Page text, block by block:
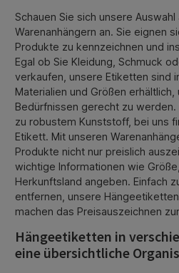
Schauen Sie sich unsere
Warenanhängern an. Sie eignen
Produkte zu kennzeichnen und
Egal ob Sie Kleidung, Schmuck
verkaufen, unsere Etiketten sind
Materialien und Größen erhältlich,
Bedürfnissen gerecht zu
zu robustem Kunststoff, bei uns
Etikett. Mit unseren
Produkte nicht nur preislich
wichtige Informationen wie
Herkunftsland angeben. Einfach
entfernen, unsere
machen das Preisauszeichnen
Hängeetiketten in
eine übersichtliche